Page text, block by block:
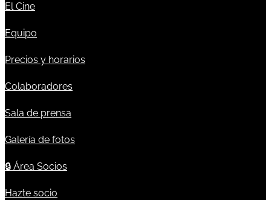
El Cine
Equipo
Precios y horarios
Colaboradores
Sala de prensa
Galería de fotos
🔒 Área Socios
Hazte socio